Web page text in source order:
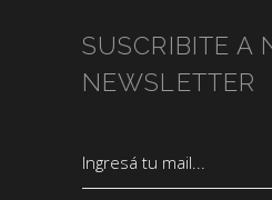
SUSCRIBITE A
NEWSLETTER